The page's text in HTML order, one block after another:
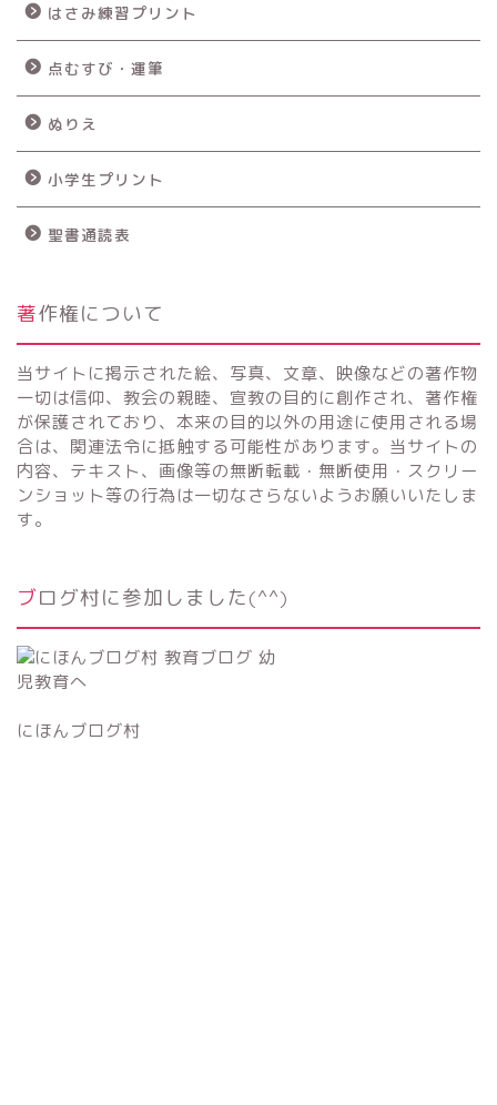
はさみ練習プリント
点むすび・運筆
ぬりえ
小学生プリント
聖書通読表
著作権について
当サイトに掲示された絵、写真、文章、映像などの著作物
一切は信仰、教会の親睦、宣教の目的に創作され、著作権
が保護されており、本来の目的以外の用途に使用される場
合は、関連法令に抵触する可能性があります。当サイトの
内容、テキスト、画像等の無断転載・無断使用・スクリー
ンショット等の行為は一切なさらないようお願いいたしま
す。
ブログ村に参加しました(^^)
にほんブログ村